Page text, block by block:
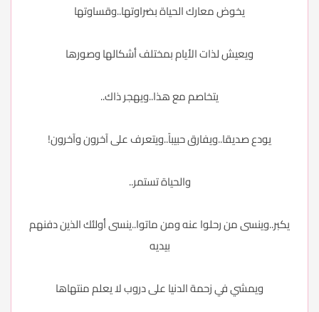
يخوض معارك الحياة بضراوتها..وقساوتها
ويعيش لذات الأيام بمختلف أشكالها وصورها
يتخاصم مع هذا..ويهجر ذاك..
يودع صديقا..ويفارق حبيباً..ويتعرف على آخرون وآخرون!
والحياة تستمر..
يكبر..وينسى من رحلوا عنه ومن ماتوا..ينسى أولئك الذين دفنهم
بيديه
ويمشي في زحمة الدنيا على دروب لا يعلم منتهاها